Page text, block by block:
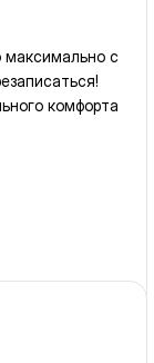
максимально с
комфорта